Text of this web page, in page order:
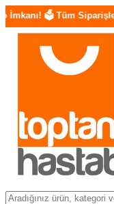
Siparişlerde Siyah